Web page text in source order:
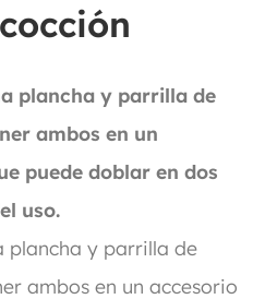
plancha y parrilla de
ambos en un
puede doblar en dos
uso.
plancha y parrilla de
ambos en un accesorio